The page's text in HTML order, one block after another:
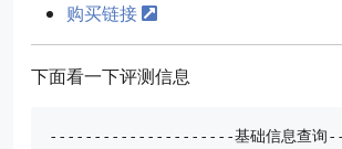
购买链接
下面看一下评测信息
---------------------基础信息查询